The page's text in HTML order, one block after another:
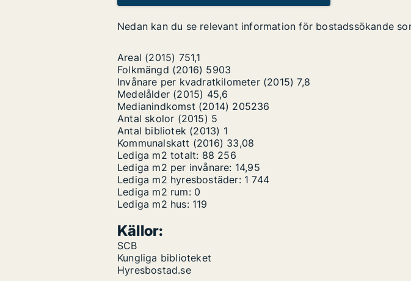
Nedan kan du se relevant information för bostadssökande
Areal (2015) 751,1
Folkmängd (2016) 5903
Invånare per kvadratkilometer (2015) 7,8
Medelålder (2015) 45,6
Medianindkomst (2014) 205236
Antal skolor (2015) 5
Antal bibliotek (2013) 1
Kommunalskatt (2016) 33,08
Lediga m2 totalt: 88 256
Lediga m2 per invånare: 14,95
Lediga m2 hyresbostäder: 1 744
Lediga m2 rum: 0
Lediga m2 hus: 119
Källor:
SCB
Kungliga biblioteket
Hyresbostad.se